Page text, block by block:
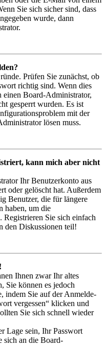
Sie sich sicher sind, dass
wurde, dann
Prüfen Sie zunächst, ob
richtig sind. Wenn dies
einen Board-Administrator,
gesperrt wurden. Es ist
mit der
lösen muss.
kann mich aber nicht
Ihr Benutzerkonto aus
oder gelöscht hat. Außerdem
Benutzer, die für längere
haben, um die
Sie sich einfach
den Diskussionen teil!
Ihnen zwar Ihr altes
Sie können es jedoch
indem Sie auf der Anmelde-
vergessen“ klicken und
Sie sich schnell wieder
Lage sein, Ihr Passwort
sich an die Board-